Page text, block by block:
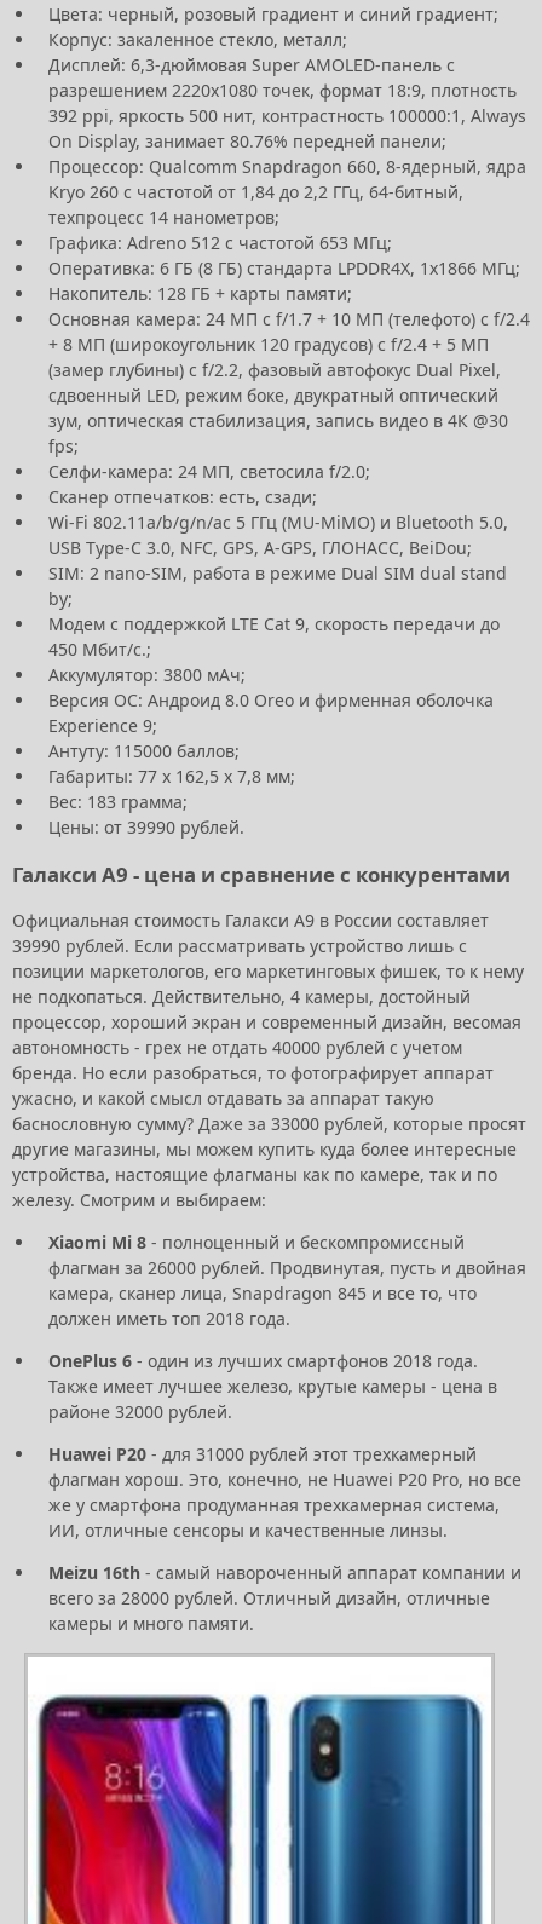
Цвета: черный, розовый градиент и синий градиент;
Корпус: закаленное стекло, металл;
Дисплей: 6,3-дюймовая Super AMOLED-панель с
разрешением 2220х1080 точек, формат 18:9, плотность
392 ppi, яркость 500 нит, контрастность 100000:1, Always
On Display, занимает 80.76% передней панели;
Процессор: Qualcomm Snapdragon 660, 8-ядерный, ядра
Kryo 260 с частотой от 1,84 до 2,2 ГГц, 64-битный,
техпроцесс 14 нанометров;
Графика: Adreno 512 с частотой 653 МГц;
Оперативка: 6 ГБ (8 ГБ) стандарта LPDDR4X, 1х1866 МГц;
Накопитель: 128 ГБ + карты памяти;
Основная камера: 24 МП с f/1.7 + 10 МП (телефото) c f/2.4
+ 8 МП (широкоугольник 120 градусов) с f/2.4 + 5 МП
(замер глубины) с f/2.2, фазовый автофокус Dual Pixel,
сдвоенный LED, режим боке, двукратный оптический
зум, оптическая стабилизация, запись видео в 4К @30
fps;
Селфи-камера: 24 МП, светосила f/2.0;
Сканер отпечатков: есть, сзади;
Wi-Fi 802.11a/b/g/n/ac 5 ГГц (MU-MiMO) и Bluetooth 5.0,
USB Type-C 3.0, NFC, GPS, A-GPS, ГЛОНАСС, BeiDou;
SIM: 2 nano-SIM, работа в режиме Dual SIM dual stand
by;
Модем с поддержкой LTE Cat 9, скорость передачи до
450 Мбит/с.;
Аккумулятор: 3800 мАч;
Версия ОС: Андроид 8.0 Oreo и фирменная оболочка
Experience 9;
Антуту: 115000 баллов;
Габариты: 77 х 162,5 х 7,8 мм;
Вес: 183 грамма;
Цены: от 39990 рублей.
Галакси А9 - цена и сравнение с конкурентами
Официальная стоимость Галакси А9 в России составляет
39990 рублей. Если рассматривать устройство лишь с
позиции маркетологов, его маркетинговых фишек, то к нему
не подкопаться. Действительно, 4 камеры, достойный
процессор, хороший экран и современный дизайн, весомая
автономность - грех не отдать 40000 рублей с учетом
бренда. Но если разобраться, то фотографирует аппарат
ужасно, и какой смысл отдавать за аппарат такую
баснословную сумму? Даже за 33000 рублей, которые просят
другие магазины, мы можем купить куда более интересные
устройства, настоящие флагманы как по камере, так и по
железу. Смотрим и выбираем:
Xiaomi Mi 8 - полноценный и бескомпромиссный
флагман за 26000 рублей. Продвинутая, пусть и двойная
камера, сканер лица, Snapdragon 845 и все то, что
должен иметь топ 2018 года.
OnePlus 6 - один из лучших смартфонов 2018 года.
Также имеет лучшее железо, крутые камеры - цена в
районе 32000 рублей.
Huawei P20 - для 31000 рублей этот трехкамерный
флагман хорош. Это, конечно, не Huawei P20 Pro, но все
же у смартфона продуманная трехкамерная система,
ИИ, отличные сенсоры и качественные линзы.
Meizu 16th - самый навороченный аппарат компании и
всего за 28000 рублей. Отличный дизайн, отличные
камеры и много памяти.